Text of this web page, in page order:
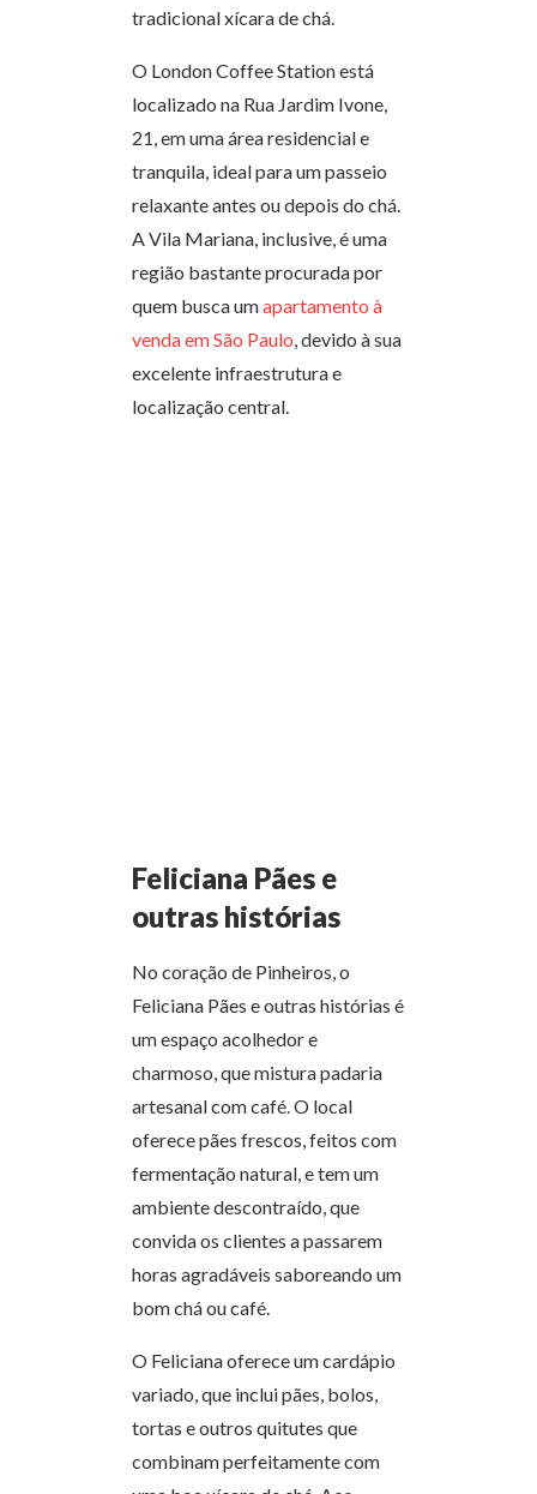
tradicional xícara de chá.
O London Coffee Station está
localizado na Rua Jardim Ivone,
21, em uma área residencial e
tranquila, ideal para um passeio
relaxante antes ou depois do chá.
A Vila Mariana, inclusive, é uma
região bastante procurada por
quem busca umapartamento à
venda em São Paulo, devido à sua
excelente infraestrutura e
localização central.
Feliciana Pães e
outras histórias
No coração de Pinheiros, o
Feliciana Pães e outras histórias é
um espaço acolhedor e
charmoso, que mistura padaria
artesanal com café. O local
oferece pães frescos, feitos com
fermentação natural, e tem um
ambiente descontraído, que
convida os clientes a passarem
horas agradáveis saboreando um
bom chá ou café.
O Feliciana oferece um cardápio
variado, que inclui pães, bolos,
tortas e outros quitutes que
combinam perfeitamente com